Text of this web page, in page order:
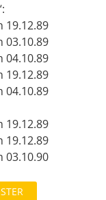
19.12.89
03.10.89
04.10.89
19.12.89
04.10.89
19.12.89
19.12.89
03.10.90